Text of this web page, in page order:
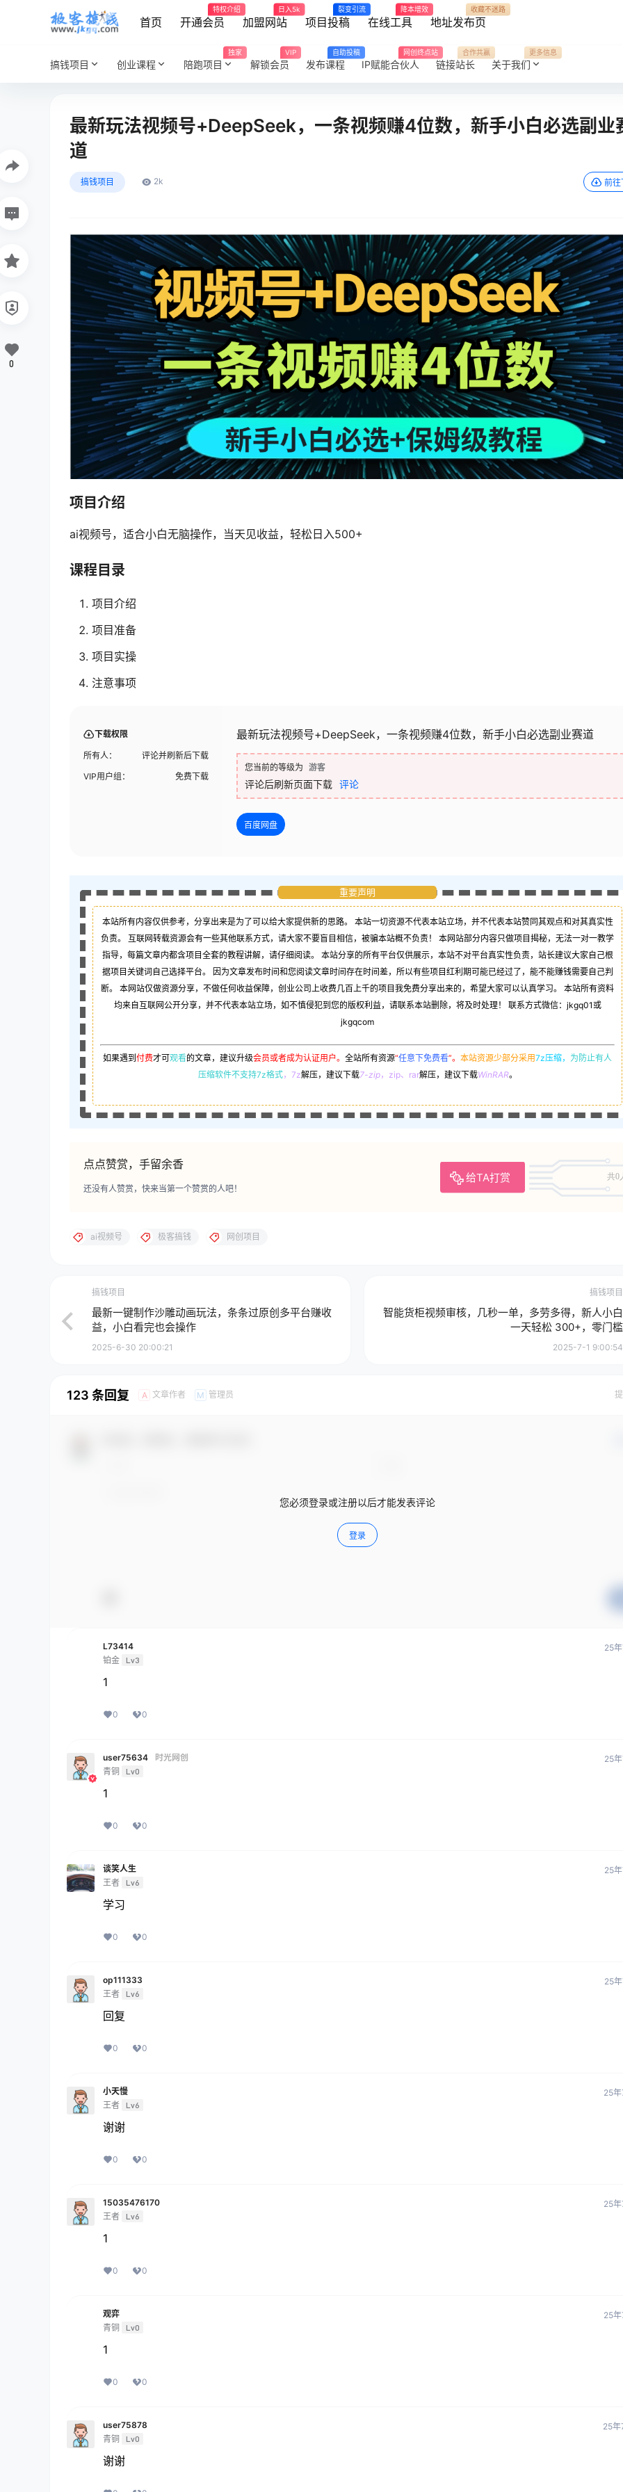
首页 开通会员
特权介绍
加盟网站
日入5k
项目投稿
裂变引流
在线工具
降本增效
地址发布页
收藏不迷路
搞钱项目 创业课程 陪跑项目
独家
解锁会员
VIP
发布课程
自助投稿
IP赋能合伙人
网创终点站
链接站长
合作共赢
关于我们
更多信息
最新玩法视频号+DeepSeek，一条视频赚4位数，新手小白必选副业
道
搞钱项目 2k 前往
项目介绍
ai视频号，适合小白无脑操作，当天见收益，轻松日入500+
课程目录
项目介绍
项目准备
项目实操
注意事项
下载权限
所有人：
评论并刷新后下载
VIP用户组：
免费下载
最新玩法视频号+DeepSeek，一条视频赚4位数，新手小白必选副业赛道
您当前的等级为 游客
评论后刷新页面下载 评论
百度网盘
重要声明
本站所有内容仅供参考，分享出来是为了可以给大家提供新的思路。 本站一切资源不代表本站立场，并不代表本站赞同其观点和对其真实性
负责。 互联网转载资源会有一些其他联系方式，请大家不要盲目相信，被骗本站概不负责！ 本网站部分内容只做项目揭秘，无法一对一教学
指导，每篇文章内都含项目全套的教程讲解，请仔细阅读。 本站分享的所有平台仅供展示，本站不对平台真实性负责，站长建议大家自己根
据项目关键词自己选择平台。 因为文章发布时间和您阅读文章时间存在时间差，所以有些项目红利期可能已经过了，能不能赚钱需要自己判
断。 本网站仅做资源分享，不做任何收益保障，创业公司上收费几百上千的项目我免费分享出来的，希望大家可以认真学习。 本站所有资料
均来自互联网公开分享，并不代表本站立场，如不慎侵犯到您的版权利益，请联系本站删除，将及时处理！ 联系方式微信：jkgq01或
jkgqcom
如果遇到 付费才可观看的文章，建议升级会员或者成为认证用户。 全站所有资源“任意下免费看”。 本站资源少部分采用7z压缩， 为防止有人
压缩软件不支持7z格式，7z解压，建议下载7-zip，zip、rar解压，建议下载WinRAR。
点点赞赏，手留余香
给TA打赏 共0
还没有人赞赏，快来当第一个赞赏的人吧！
0
ai视频号 极客搞钱 网创项目
搞钱项目
最新一键制作沙雕动画玩法，条条过原创多平台赚收
益，小白看完也会操作
2025-6-30 20:00:21
搞钱项目
智能货柜视频审核，几秒一单，多劳多得，新人小白
一天轻松 300+，零门槛
2025-7-1 9:00:54
123 条回复 A 文章作者 M 管理员
您必须登录或注册以后才能发表评论
登录
L73414
铂金 Lv3
25
1
0 0
user75634
时光网创
青铜
Lv0
25
1
0 0
谈笑人生
王者 Lv6
25
学习
0 0
op111333
王者 Lv6
25
回复
0 0
小天慢
王者 Lv6
25年
谢谢
0 0
15035476170
王者 Lv6
25年
1
0 0
观弈
青铜
Lv0
25年
1
0 0
user75878
青铜
Lv0
25年
谢谢